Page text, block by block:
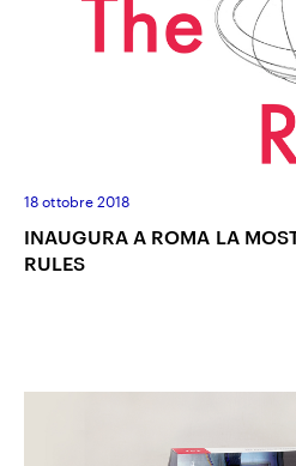
18 ottobre 2018
INAUGURA A ROMA LA
RULES